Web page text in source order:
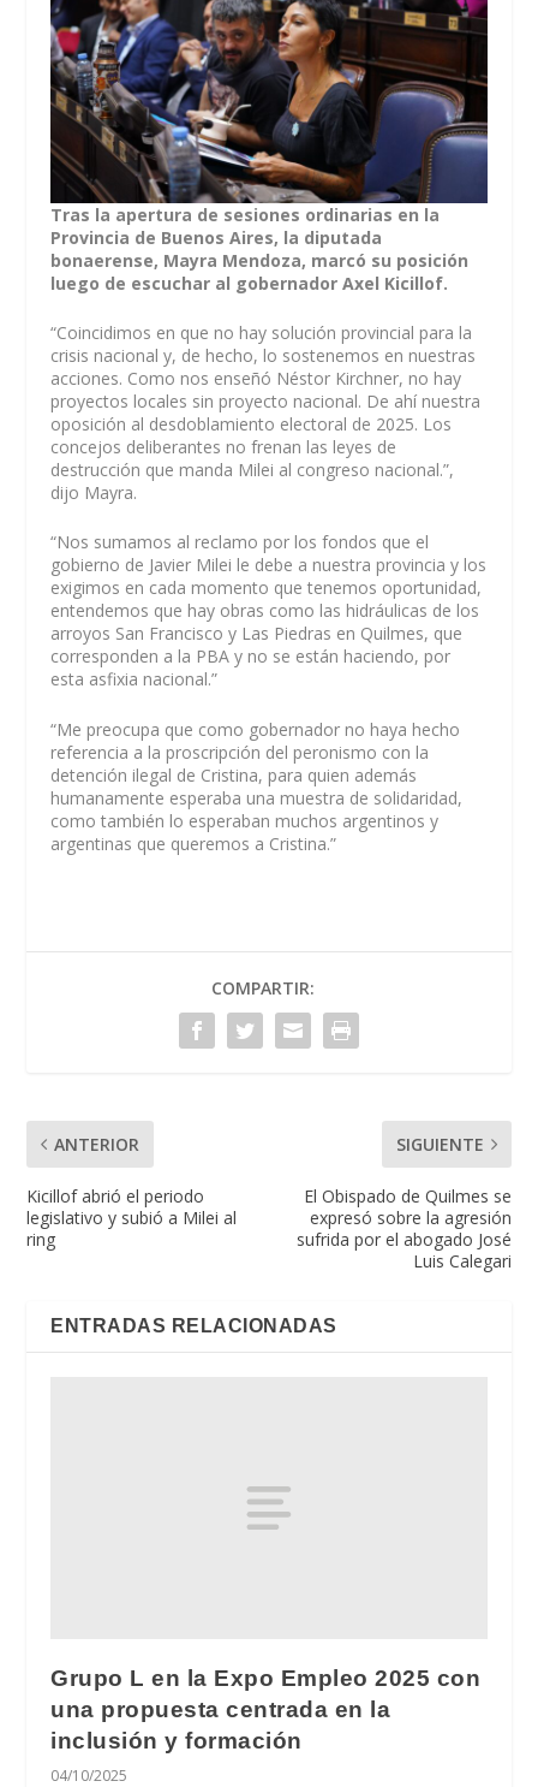
Tras la apertura de sesiones ordinarias en la
Provincia de Buenos Aires, la diputada
bonaerense, Mayra Mendoza, marcó su posición
luego de escuchar al gobernador Axel Kicillof.
“Coincidimos en que no hay solución provincial para la
crisis nacional y, de hecho, lo sostenemos en nuestras
acciones. Como nos enseñó Néstor Kirchner, no hay
proyectos locales sin proyecto nacional. De ahí nuestra
oposición al desdoblamiento electoral de 2025. Los
concejos deliberantes no frenan las leyes de
destrucción que manda Milei al congreso nacional.”,
dijo Mayra.
“Nos sumamos al reclamo por los fondos que el
gobierno de Javier Milei le debe a nuestra provincia y los
exigimos en cada momento que tenemos oportunidad,
entendemos que hay obras como las hidráulicas de los
arroyos San Francisco y Las Piedras en Quilmes, que
corresponden a la PBA y no se están haciendo, por
esta asfixia nacional.”
“Me preocupa que como gobernador no haya hecho
referencia a la proscripción del peronismo con la
detención ilegal de Cristina, para quien además
humanamente esperaba una muestra de solidaridad,
como también lo esperaban muchos argentinos y
argentinas que queremos a Cristina.”
COMPARTIR:
ANTERIOR
Kicillof abrió el periodo
legislativo y subió a Milei al
ring
SIGUIENTE
El Obispado de Quilmes se
expresó sobre la agresión
sufrida por el abogado José
Luis Calegari
ENTRADAS RELACIONADAS
Grupo L en la Expo Empleo 2025 con
una propuesta centrada en la
inclusión y formación
04/10/2025